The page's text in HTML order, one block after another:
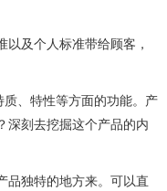
及个人标准带给顾客，
、特性等方面的功能。产
深刻去挖掘这个产品的内
独特的地方来。可以直